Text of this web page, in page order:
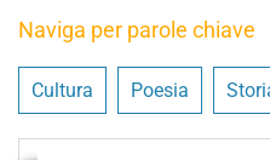
Naviga per parole chiave
Cultura Poesia